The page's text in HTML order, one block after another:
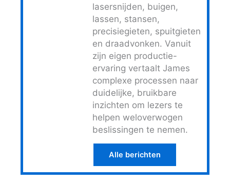
lasersnijden, buigen,
lassen, stansen,
precisiegieten, spuitgieten
en draadvonken. Vanuit
zijn eigen productie-
ervaring vertaalt James
complexe processen naar
duidelijke, bruikbare
inzichten om lezers te
helpen weloverwogen
beslissingen te nemen.
Alle berichten